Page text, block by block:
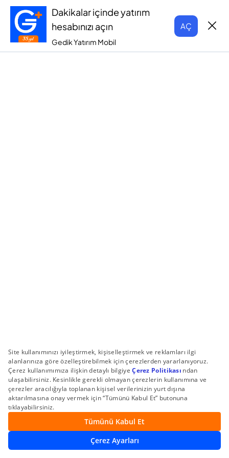
Dakikalar içinde yatırım
hesabınızı açın
Gedik Yatırım Mobil
AÇ